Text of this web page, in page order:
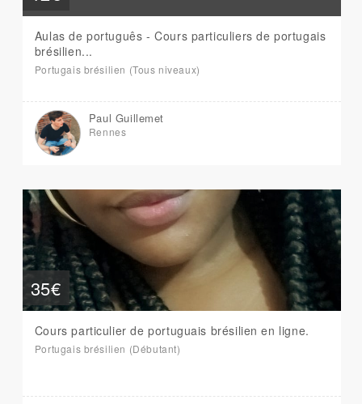
Aulas de português - Cours particuliers de portugais
brésilien...
Portugais brésilien (Tous niveaux)
Paul Guillemet
Rennes
35€
Cours particulier de portuguais brésilien en ligne.
Portugais brésilien (Débutant)